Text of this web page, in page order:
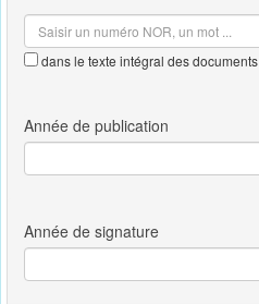
dans le texte intégral des documents